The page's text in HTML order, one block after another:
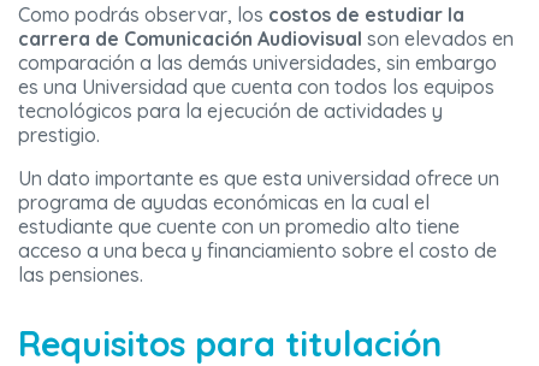
Como podrás observar, los costos de estudiar la
carrera de Comunicación Audiovisual son elevados en
comparación a las demás universidades, sin embargo
es una Universidad que cuenta con todos los equipos
tecnológicos para la ejecución de actividades y
prestigio.
Un dato importante es que esta universidad ofrece un
programa de ayudas económicas en la cual el
estudiante que cuente con un promedio alto tiene
acceso a una beca y financiamiento sobre el costo de
las pensiones.
Requisitos para titulación